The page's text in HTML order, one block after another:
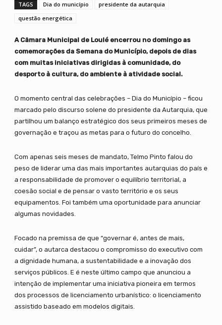
TAGS Dia do município
presidente da autarquia
questão energética
A Câmara Municipal de Loulé encerrou no domingo as
comemorações da Semana do Município, depois de dias
com muitas iniciativas dirigidas à comunidade, do
desporto à cultura, do ambiente à atividade social.
O momento central das celebrações – Dia do Município – ficou
marcado pelo discurso solene do presidente da Autarquia, que
partilhou um balanço estratégico dos seus primeiros meses de
governação e traçou as metas para o futuro do concelho.
Com apenas seis meses de mandato, Telmo Pinto falou do
peso de liderar uma das mais importantes autarquias do país e
a responsabilidade de promover o equilíbrio territorial, a
coesão social e de pensar o vasto território e os seus
equipamentos. Foi também uma oportunidade para anunciar
algumas novidades.
Focado na premissa de que “governar é, antes de mais,
cuidar”, o autarca destacou o compromisso do executivo com
a dignidade humana, a sustentabilidade e a inovação dos
serviços públicos. E é neste último campo que anunciou a
intenção de implementar uma iniciativa pioneira em termos
dos processos de licenciamento urbanístico: o licenciamento
assistido baseado em modelos digitais.